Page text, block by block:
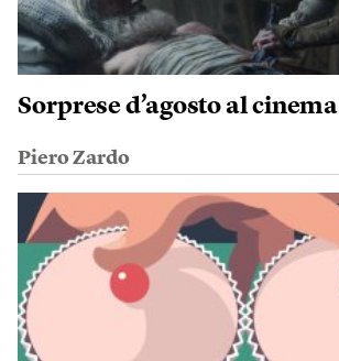
Sorprese d’agosto al cinema
Piero Zardo